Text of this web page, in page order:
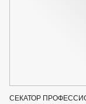
СЕКАТОР